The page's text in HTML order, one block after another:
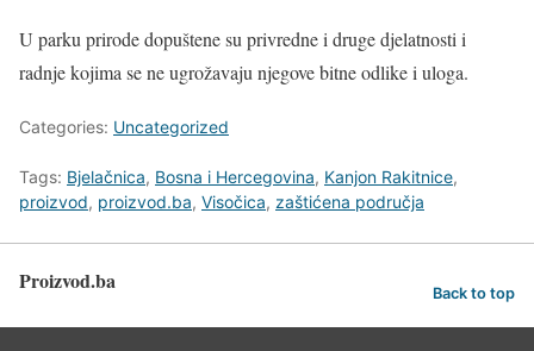
U parku prirode dopuštene su privredne i druge djelatnosti i
radnje kojima se ne ugrožavaju njegove bitne odlike i uloga.
Categories: Uncategorized
Tags: Bjelačnica, Bosna i Hercegovina, Kanjon Rakitnice,
proizvod, proizvod.ba, Visočica, zaštićena područja
Proizvod.ba Back to top